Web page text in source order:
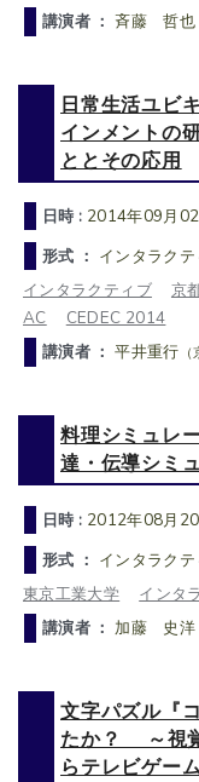
講演者 ：斉藤 哲也
日常生活ユビ
インメントの
ととその応用
日時 : 2014年09月
形式 ： インタラク
インタラクティブ
京
AC
CEDEC 2014
講演者 ：平井重行
料理シミュレ
達・伝導シミ
日時 : 2012年08月
形式 ： インタラク
東京工業大学
インタ
講演者 ：加藤 史洋
文字パズル『
たか？ ～視
らテレビゲー